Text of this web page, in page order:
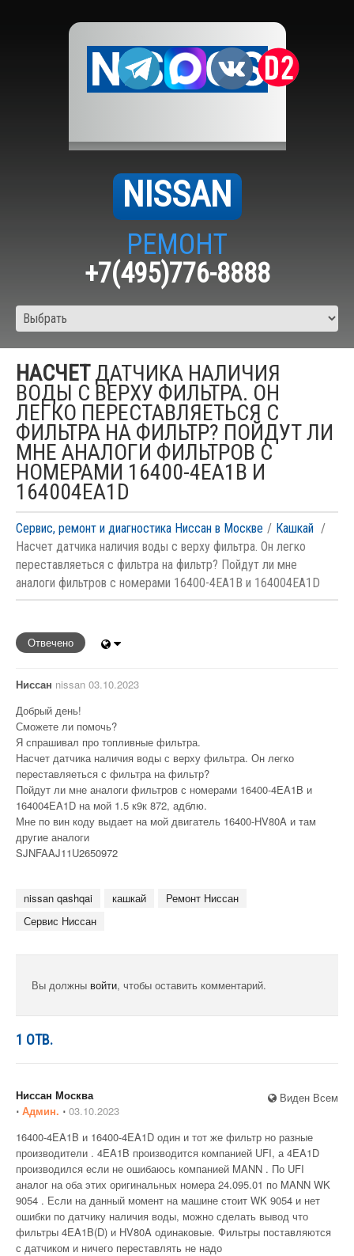
NISSAN
РЕМОНТ
+7(495)776-8888
НАСЧЕТДАТЧИКА НАЛИЧИЯ
ВОДЫ С ВЕРХУ ФИЛЬТРА. ОН
ЛЕГКО ПЕРЕСТАВЛЯЕТЬСЯ С
ФИЛЬТРА НА ФИЛЬТР? ПОЙДУТ ЛИ
МНЕ АНАЛОГИ ФИЛЬТРОВ С
НОМЕРАМИ 16400-4EA1B И
164004EA1D
Сервис, ремонт и диагностика Ниссан в Москве
Кашкай
Насчет датчика наличия воды с верху фильтра. Он легко
переставляеться с фильтра на фильтр? Пойдут ли мне
аналоги фильтров с номерами 16400-4EA1B и 164004EA1D
Отвечено
Ниссан nissan 03.10.2023
Добрый день!
Сможете ли помочь?
Я спрашивал про топливные фильтра.
Насчет датчика наличия воды с верху фильтра. Он легко
переставляеться с фильтра на фильтр?
Пойдут ли мне аналоги фильтров с номерами 16400-4EA1B и
164004EA1D на мой 1.5 к9к 872, адблю.
Мне по вин коду выдает на мой двигатель 16400-HV80A и там
другие аналоги
SJNFAAJ11U2650972
nissan qashqai кашкай
Ремонт Ниссан
Сервис Ниссан
Вы должны войти, чтобы оставить комментарий.
1 ОТВ.
Виден Всем
Ниссан Москва
⋅ Админ. ⋅ 03.10.2023
16400-4EA1B и 16400-4EA1D один и тот же фильтр но разные
производители . 4EA1B производится компанией UFI, а 4EA1D
производился если не ошибаюсь компанией MANN . По UFI
аналог на оба этих оригинальных номера 24.095.01 по MANN WK
9054 . Если на данный момент на машине стоит WK 9054 и нет
ошибки по датчику наличия воды, можно сделать вывод что
фильтры 4EA1B(D) и HV80A одинаковые. Фильтры поставляются
с датчиком и ничего переставлять не надо